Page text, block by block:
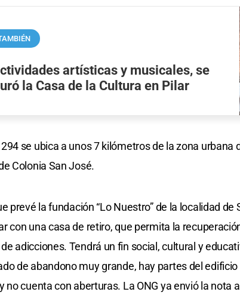
artísticas y musicales, se
la Casa de la Cultura en Pilar
294 se ubica a unos 7 kilómetros de la zona
Colonia San José.
prevé la fundación “Lo Nuestro” de la localidad
con una casa de retiro, que permita la
adicciones. Tendrá un fin social, cultural y
de abandono muy grande, hay partes del
no cuenta con aberturas. La ONG ya envió la nota